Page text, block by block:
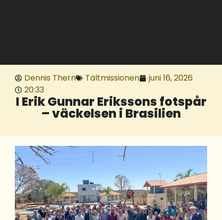
Dennis Thern Tältmissionen
juni 16, 2026
20:33
I Erik Gunnar Erikssons fotspår
– väckelsen i Brasilien